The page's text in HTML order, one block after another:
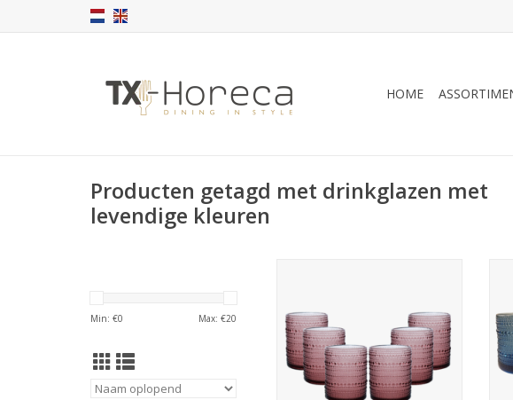
HOME
Producten getagd met drinkglazen met
levendige kleuren
Min: €0 Max: €20
unieke en robuuste look, past
voor elke gelegenheid.
Geschikt voor de vaatwas
Beschikbaar in paars, blauw,
grijs, groen en helder